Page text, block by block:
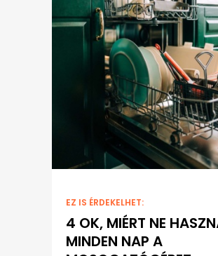
EZ IS ÉRDEKELHET:
4 OK, MIÉRT NE
MINDEN NAP A